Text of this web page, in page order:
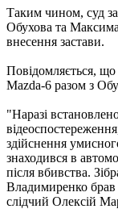
Таким чином, суд
Обухова та
внесення застави.
Повідомляється,
Mazda-6 разом з
"Наразі
здійснення
знаходився в
після вбивства.
Владимиренко брав
слідчий Олексій